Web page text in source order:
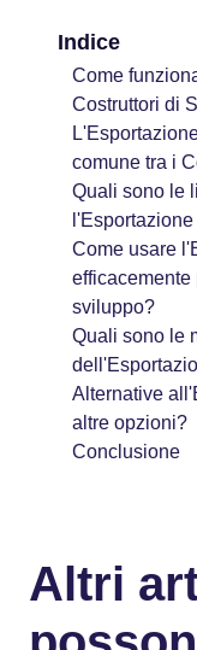
Indice
Come
Costruttori di
comune tra i
Quali sono le
Come usare
sviluppo?
Quali sono le
Alternative
altre opzioni?
Conclusione
Altri